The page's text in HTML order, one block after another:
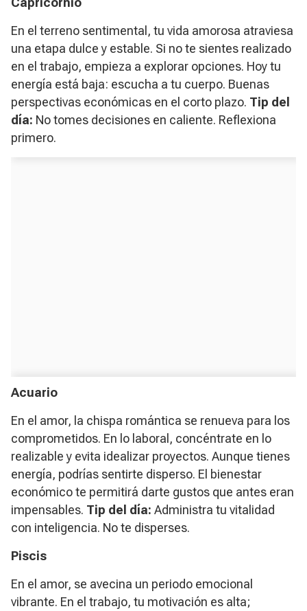
En el terreno sentimental, tu vida amorosa atraviesa
una etapa dulce y estable. Si no te sientes realizado
en el trabajo, empieza a explorar opciones. Hoy tu
energía está baja: escucha a tu cuerpo. Buenas
perspectivas económicas en el corto plazo. Tip del
día: No tomes decisiones en caliente. Reflexiona
primero.
Acuario
En el amor, la chispa romántica se renueva para los
comprometidos. En lo laboral, concéntrate en lo
realizable y evita idealizar proyectos. Aunque tienes
energía, podrías sentirte disperso. El bienestar
económico te permitirá darte gustos que antes eran
impensables. Tip del día: Administra tu vitalidad
con inteligencia. No te disperses.
Piscis
En el amor, se avecina un periodo emocional
vibrante. En el trabajo, tu motivación es alta;